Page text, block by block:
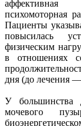
аффективная
психомоторная
Пациенты
повысилась
физическим
в отношениях
дня (до лечения
У большинства
мочевого